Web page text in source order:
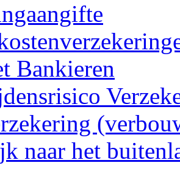
Bankieren
naar het